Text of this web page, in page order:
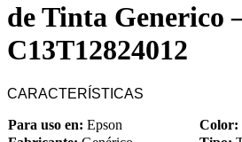
de Tinta Generico
C13T12824012
CARACTERÍSTICAS
Para uso en: Epson Color: